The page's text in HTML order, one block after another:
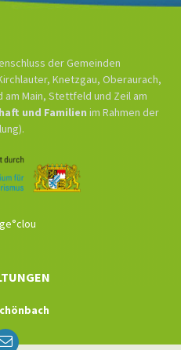
der Gemeinden
Knetzgau, Oberaurach,
am Main, Stettfeld und Zeil am
und Familien im Rahmen der
Email